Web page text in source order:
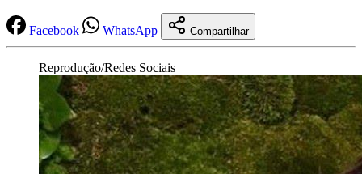
Facebook WhatsApp Compartilhar
Reprodução/Redes Sociais